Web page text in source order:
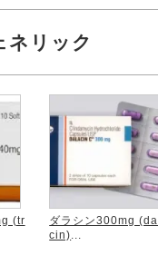
ネリック
(tr
ダラシン300mg
cin)